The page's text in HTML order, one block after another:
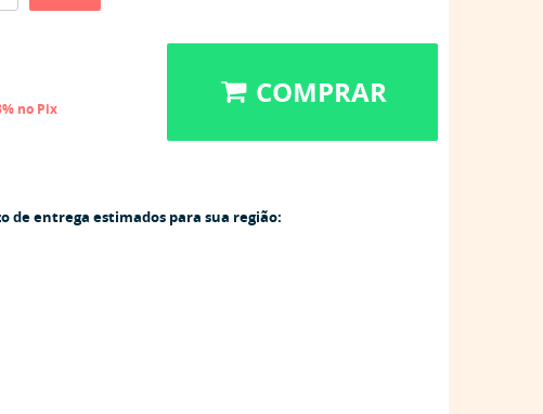
no Pix COMPRAR
de entrega estimados para sua região: